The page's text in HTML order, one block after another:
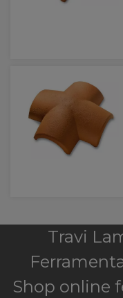
Travi
Shop online